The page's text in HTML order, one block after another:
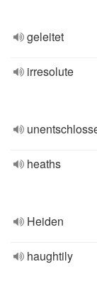
geleitet
irresolute
heaths
Heiden
haughtily